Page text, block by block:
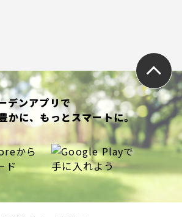
デンアプリで
かに、もっとスマートに。